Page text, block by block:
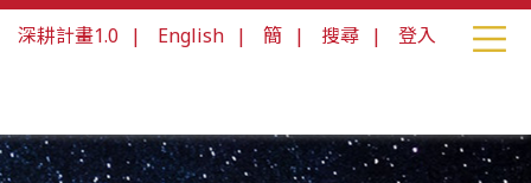
深耕計畫1.0 | English | 簡 | 搜尋 | 登入